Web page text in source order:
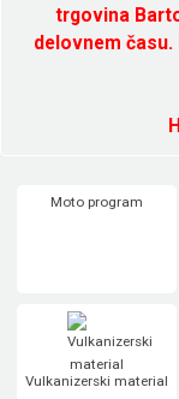
trgovina
delovnem času.
Moto program
Vulkanizerski material